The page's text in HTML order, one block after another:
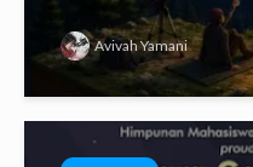
Avivah Yamani